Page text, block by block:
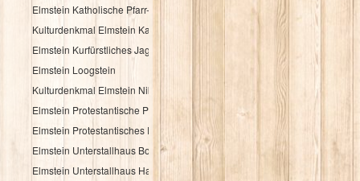
Elmstein Katholische Pfarr- und Wallfahrtskirche
Kulturdenkmal Elmstein Katholisches Pfarrhaus
Elmstein Kurfürstliches Jagdhaus
Elmstein Loogstein
Kulturdenkmal Elmstein Nibelungenheim
Elmstein Protestantische Pfarrkirche
Elmstein Protestantisches Pfarrhaus
Elmstein Unterstallhaus Bogengasse 1 und 5
Elmstein Unterstallhaus Hauptstraße 35